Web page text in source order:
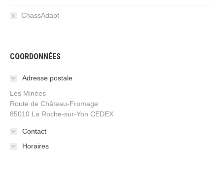
ChassAdapt
COORDONNÉES
Adresse postale
Les Minées
Route de Château-Fromage
85010 La Roche-sur-Yon CEDEX
Contact
Horaires